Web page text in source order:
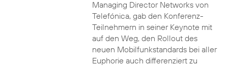
Managing Director Networks von
Telefónica, gab den Konferenz-
Teilnehmern in seiner Keynote mit
auf den Weg, den Rollout des
neuen Mobilfunkstandards bei aller
Euphorie auch differenziert zu